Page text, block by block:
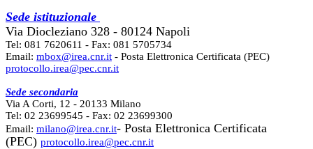
Sede istituzionale
Via Diocleziano 328 - 80124 Napoli
Tel: 081 7620611 - Fax: 081 5705734
Email: mbox@irea.cnr.it - Posta Elettronica Certificata (PEC)
protocollo.irea@pec.cnr.it
Sede secondaria
Via A Corti, 12 - 20133 Milano
Tel: 02 23699545 - Fax: 02 23699300
Email: milano@irea.cnr.it- Posta Elettronica Certificata
(PEC) protocollo.irea@pec.cnr.it